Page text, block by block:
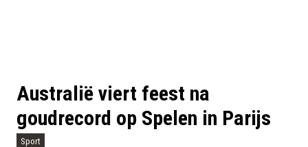
Australië viert feest na
goudrecord op Spelen in Parijs
Sport